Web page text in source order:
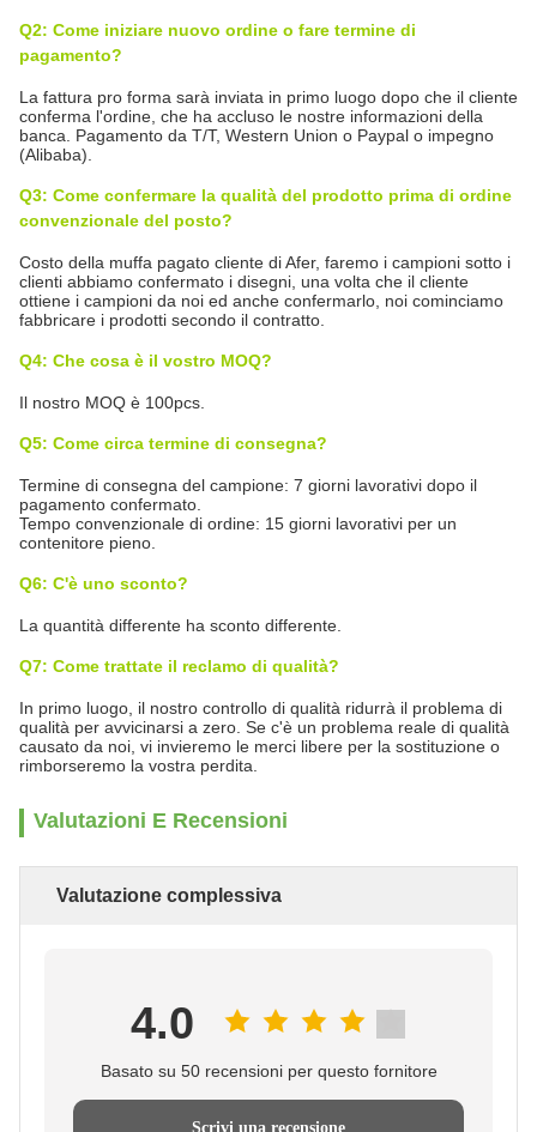
Q2: Come iniziare nuovo ordine o fare termine di
pagamento?
La fattura pro forma sarà inviata in primo luogo dopo che il cliente
conferma l'ordine, che ha accluso le nostre informazioni della
banca. Pagamento da T/T, Western Union o Paypal o impegno
(Alibaba).
Q3: Come confermare la qualità del prodotto prima di ordine
convenzionale del posto?
Costo della muffa pagato cliente di Afer, faremo i campioni sotto i
clienti abbiamo confermato i disegni, una volta che il cliente
ottiene i campioni da noi ed anche confermarlo, noi cominciamo
fabbricare i prodotti secondo il contratto.
Q4: Che cosa è il vostro MOQ?
Il nostro MOQ è 100pcs.
Q5: Come circa termine di consegna?
Termine di consegna del campione: 7 giorni lavorativi dopo il
pagamento confermato.
Tempo convenzionale di ordine: 15 giorni lavorativi per un
contenitore pieno.
Q6: C'è uno sconto?
La quantità differente ha sconto differente.
Q7: Come trattate il reclamo di qualità?
In primo luogo, il nostro controllo di qualità ridurrà il problema di
qualità per avvicinarsi a zero. Se c'è un problema reale di qualità
causato da noi, vi invieremo le merci libere per la sostituzione o
rimborseremo la vostra perdita.
Valutazioni E Recensioni
Valutazione complessiva
4.0
Basato su 50 recensioni per questo fornitore
Scrivi una recensione